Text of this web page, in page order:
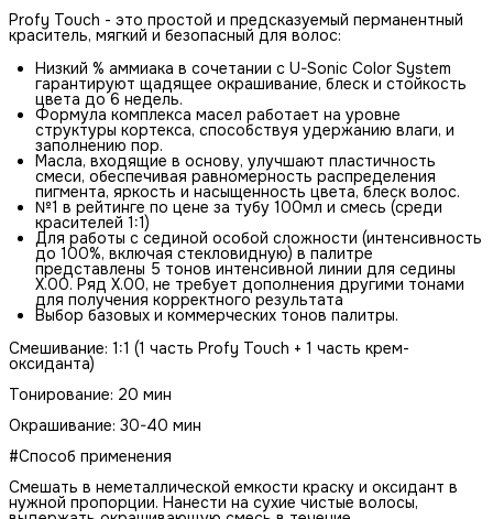
Profy Touch - это простой и предсказуемый перманентный
краситель, мягкий и безопасный для волос:
Низкий % аммиака в сочетании с U-Sonic Color System
гарантируют щадящее окрашивание, блеск и стойкость
цвета до 6 недель.
Формула комплекса масел работает на уровне
структуры кортекса, способствуя удержанию влаги, и
заполнению пор.
Масла, входящие в основу, улучшают пластичность
смеси, обеспечивая равномерность распределения
пигмента, яркость и насыщенность цвета, блеск волос.
№1 в рейтинге по цене за тубу 100мл и смесь (среди
красителей 1:1)
Для работы с сединой особой сложности (интенсивность
до 100%, включая стекловидную) в палитре
представлены 5 тонов интенсивной линии для седины
Х.00. Ряд Х.00, не требует дополнения другими тонами
для получения корректного результата
Выбор базовых и коммерческих тонов палитры.
Смешивание: 1:1 (1 часть Profy Touch + 1 часть крем-
оксиданта)
Тонирование: 20 мин
Окрашивание: 30-40 мин
#Способ применения
Смешать в неметаллической емкости краску и оксидант в
нужной пропорции. Нанести на сухие чистые волосы,